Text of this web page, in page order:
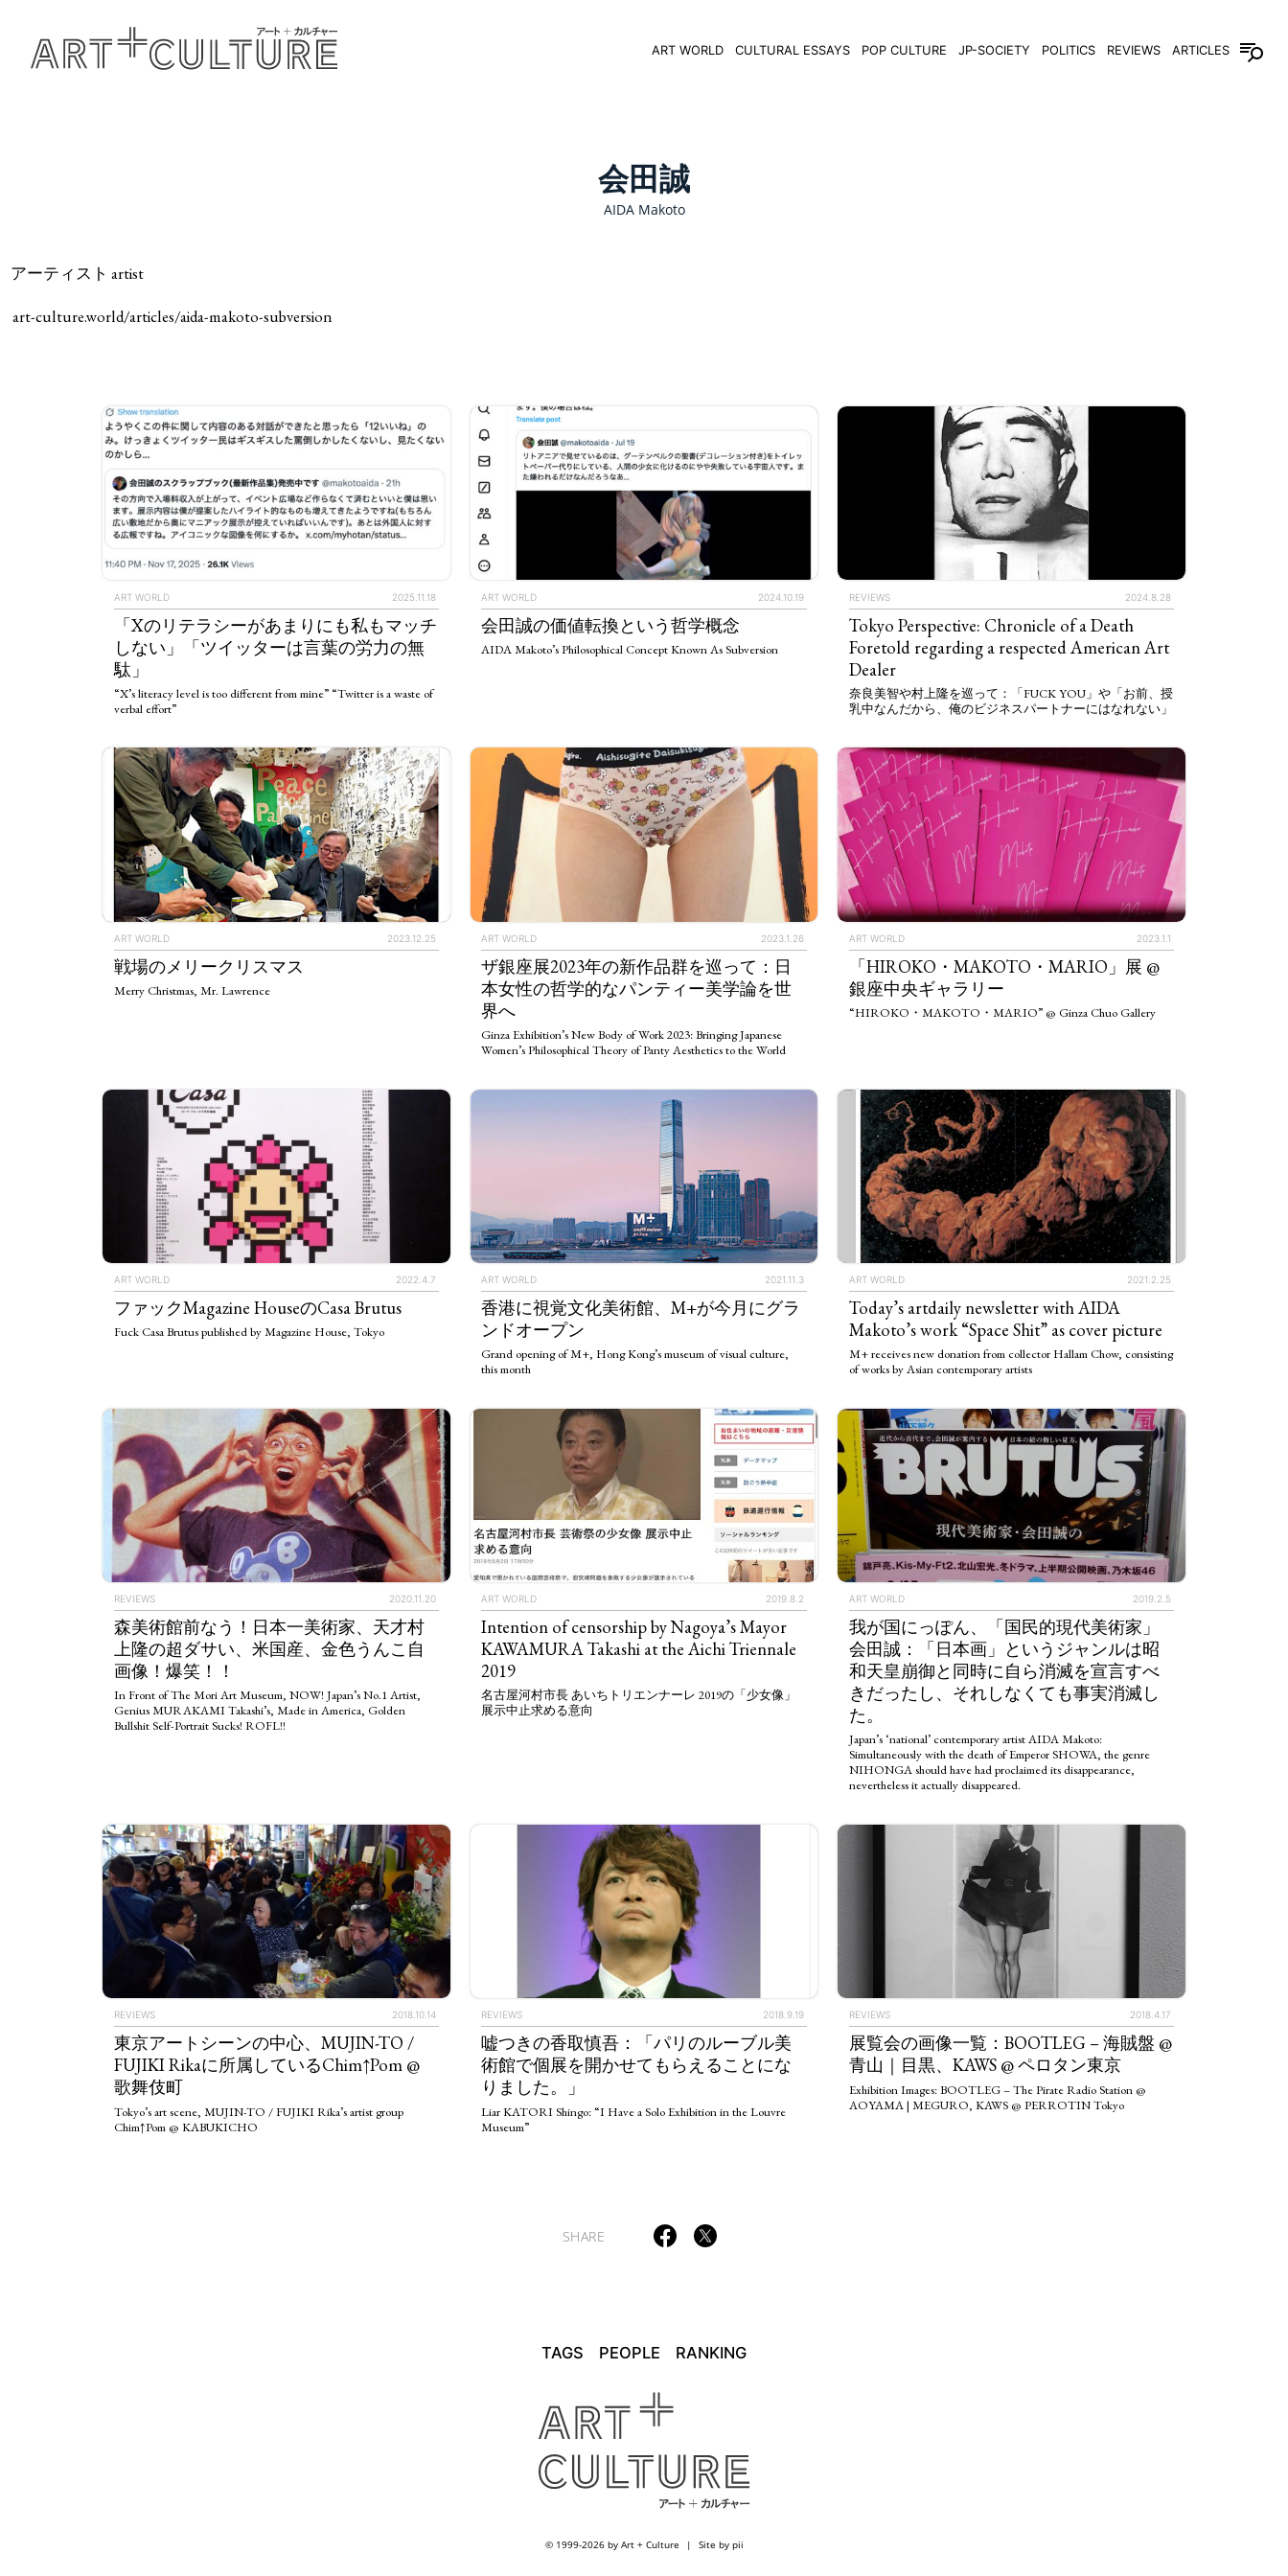
ART WORLD CULTURAL ESSAYS POP CULTURE JP-SOCIETY POLITICS REVIEWS ARTICLES
TAGS PEOPLE RANKING
ART WORLD CULTURAL ESSAYS POP CULTURE JP-SOCIETY POLITICS REVIEWS ARTICLES
会田誠
AIDA Makoto
アーティスト artist
art-culture.world/articles/aida-makoto-subversion
ART WORLD 2025.11.18
「Xのリテラシーがあまりにも私もマッチ
しない」「ツイッターは言葉の労力の無
駄」
“X’s literacy level is too different from mine” “Twitter is a waste of
verbal effort”
ART WORLD 2024.10.19
会田誠の価値転換という哲学概念
AIDA Makoto’s Philosophical Concept Known As Subversion
REVIEWS 2024.8.28
Tokyo Perspective: Chronicle of a Death
Foretold regarding a respected American Art
Dealer
奈良美智や村上隆を巡って：「FUCK YOU」や「お前、授
乳中なんだから、俺のビジネスパートナーにはなれない」
ART WORLD 2023.12.25
戦場のメリークリスマス
Merry Christmas, Mr. Lawrence
ART WORLD 2023.1.26
ザ銀座展2023年の新作品群を巡って：日
本女性の哲学的なパンティー美学論を世
界へ
Ginza Exhibition’s New Body of Work 2023: Bringing Japanese
Women’s Philosophical Theory of Panty Aesthetics to the World
ART WORLD 2023.1.1
「HIROKO・MAKOTO・MARIO」展 @
銀座中央ギャラリー
“HIROKO・MAKOTO・MARIO” @ Ginza Chuo Gallery
ART WORLD 2022.4.7
ファックMagazine HouseのCasa Brutus
Fuck Casa Brutus published by Magazine House, Tokyo
ART WORLD 2021.11.3
香港に視覚文化美術館、M+が今月にグラ
ンドオープン
Grand opening of M+, Hong Kong’s museum of visual culture,
this month
ART WORLD 2021.2.25
Today’s artdaily newsletter with AIDA
Makoto’s work “Space Shit” as cover picture
M+ receives new donation from collector Hallam Chow, consisting
of works by Asian contemporary artists
REVIEWS 2020.11.20
森美術館前なう！日本一美術家、天才村
上隆の超ダサい、米国産、金色うんこ自
画像！爆笑！！
In Front of The Mori Art Museum, NOW! Japan’s No.1 Artist,
Genius MURAKAMI Takashi’s, Made in America, Golden
Bullshit Self-Portrait Sucks! ROFL!!
ART WORLD 2019.8.2
Intention of censorship by Nagoya’s Mayor
KAWAMURA Takashi at the Aichi Triennale
2019
名古屋河村市長 あいちトリエンナーレ 2019の「少女像」
展示中止求める意向
ART WORLD 2019.2.5
我が国にっぽん、「国民的現代美術家」
会田誠：「日本画」というジャンルは昭
和天皇崩御と同時に自ら消滅を宣言すべ
きだったし、それしなくても事実消滅し
た。
Japan’s ‘national’ contemporary artist AIDA Makoto:
Simultaneously with the death of Emperor SHOWA, the genre
NIHONGA should have had proclaimed its disappearance,
nevertheless it actually disappeared.
REVIEWS 2018.10.14
東京アートシーンの中心、MUJIN-TO /
FUJIKI Rikaに所属しているChim↑Pom @
歌舞伎町
Tokyo’s art scene, MUJIN-TO / FUJIKI Rika’s artist group
Chim↑Pom @ KABUKICHO
REVIEWS 2018.9.19
嘘つきの香取慎吾：「パリのルーブル美
術館で個展を開かせてもらえることにな
りました。」
Liar KATORI Shingo: “I Have a Solo Exhibition in the Louvre
Museum”
REVIEWS 2018.4.17
展覧会の画像一覧：BOOTLEG – 海賊盤 @
青山｜目黒、KAWS @ ペロタン東京
Exhibition Images: BOOTLEG – The Pirate Radio Station @
AOYAMA | MEGURO, KAWS @ PERROTIN Tokyo
SHARE
TAGS PEOPLE RANKING
© 1999-2026 by Art + Culture Site by pii